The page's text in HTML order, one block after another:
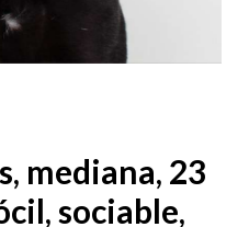
mediana, 23
sociable,